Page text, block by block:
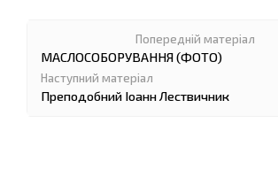
МАСЛОСОБОРУВАННЯ (ФОТО)
Преподобний Іоанн Лествичник